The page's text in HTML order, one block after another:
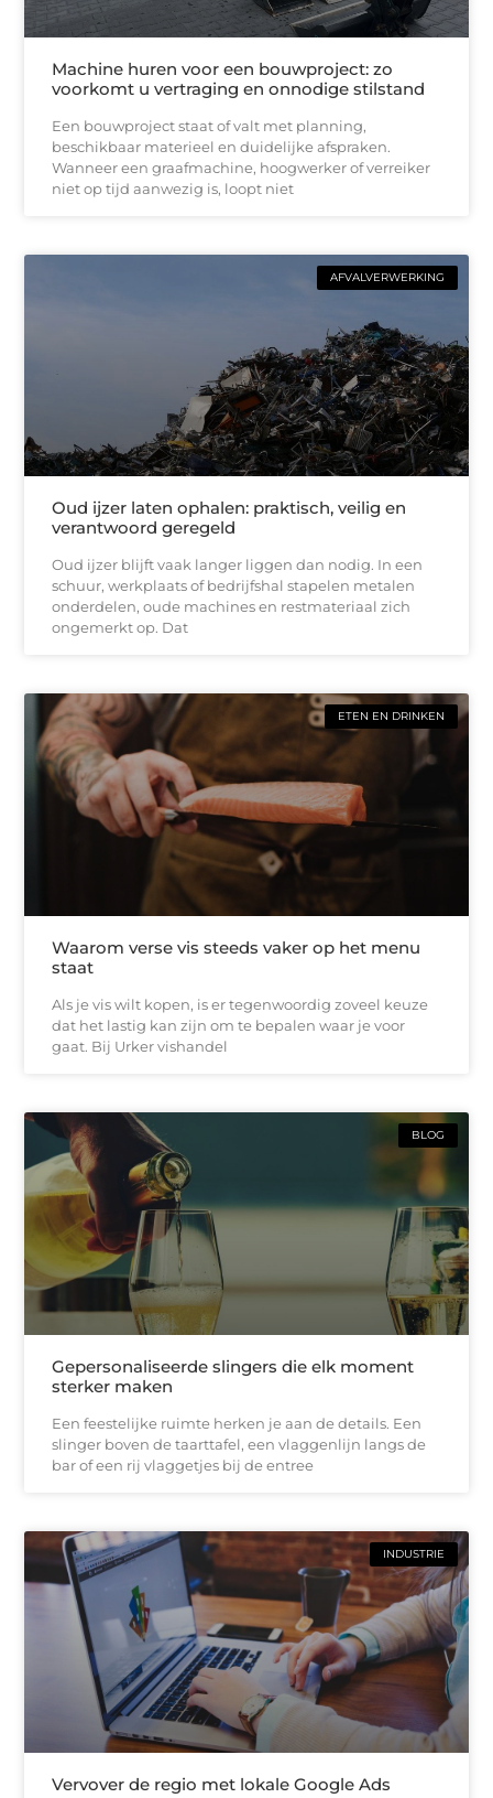
Machine huren voor een bouwproject: zo
voorkomt u vertraging en onnodige stilstand
Een bouwproject staat of valt met planning,
beschikbaar materieel en duidelijke afspraken.
Wanneer een graafmachine, hoogwerker of verreiker
niet op tijd aanwezig is, loopt niet
AFVALVERWERKING
Oud ijzer laten ophalen: praktisch, veilig en
verantwoord geregeld
Oud ijzer blijft vaak langer liggen dan nodig. In een
schuur, werkplaats of bedrijfshal stapelen metalen
onderdelen, oude machines en restmateriaal zich
ongemerkt op. Dat
ETEN EN DRINKEN
Waarom verse vis steeds vaker op het menu
staat
Als je vis wilt kopen, is er tegenwoordig zoveel keuze
dat het lastig kan zijn om te bepalen waar je voor
gaat. Bij Urker vishandel
BLOG
Gepersonaliseerde slingers die elk moment
sterker maken
Een feestelijke ruimte herken je aan de details. Een
slinger boven de taarttafel, een vlaggenlijn langs de
bar of een rij vlaggetjes bij de entree
INDUSTRIE
Vervover de regio met lokale Google Ads